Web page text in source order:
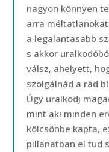
nagyon könnyen
arra
a legalantasabb
s akkor
válsz, ahelyett,
szolgálnád a rád
Úgy uralkodj
mint aki minden
kölcsönbe kapta,
pillanatban el tud